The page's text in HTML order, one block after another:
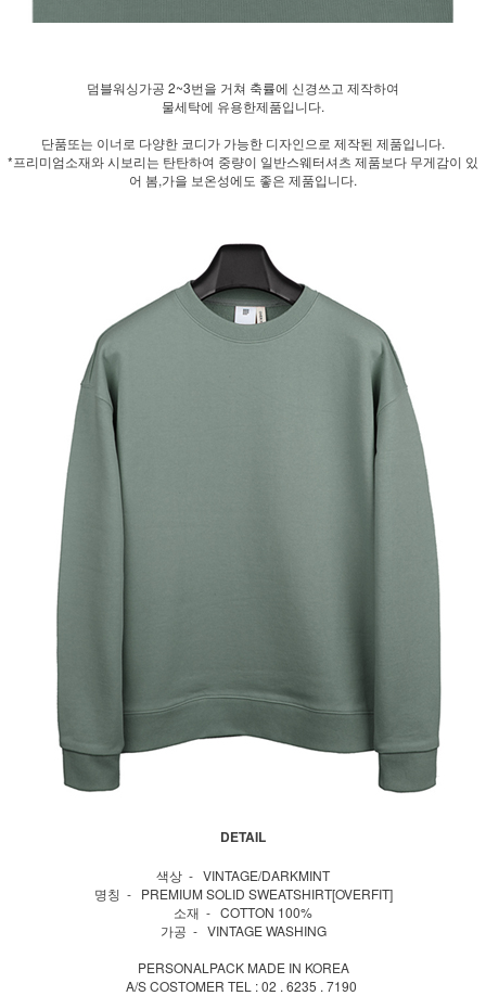
덤블워싱가공 2~3번을 거쳐 축률에 신경쓰고 제작하여
물세탁에 유용한제품입니다.
단품또는 이너로 다양한 코디가 가능한 디자인으로 제작된 제품입니다.
*프리미엄소재와 시보리는 탄탄하여 중량이 일반스웨터셔츠 제품보다 무게감이 있
어 봄,가을 보온성에도 좋은 제품입니다.
DETAIL
색상 - VINTAGE/DARKMINT
명칭 - PREMIUM SOLID SWEATSHIRT[OVERFIT]
소재 - COTTON 100%
가공 - VINTAGE WASHING
PERSONALPACK MADE IN KOREA
A/S COSTOMER TEL : 02 . 6235 . 7190